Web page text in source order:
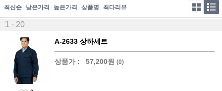
최신순 낮은가격 높은가격 상품명 최다리뷰
1 - 20
A-2633 상하세트
상품가 : 57,200원 (0)